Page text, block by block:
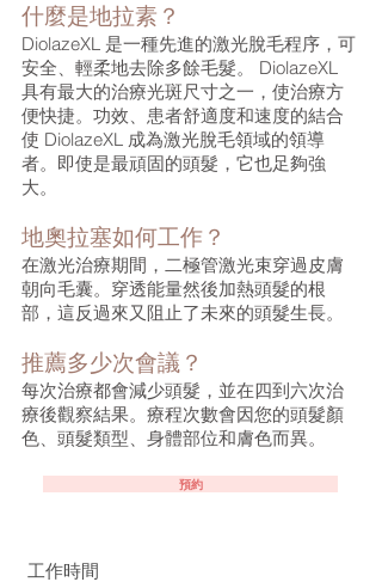
什麼是地拉素？
DiolazeXL 是一種先進的激光脫毛程序，可
安全、輕柔地去除多餘毛髮。 DiolazeXL
具有最大的治療光斑尺寸之一，使治療方
便快捷。功效、患者舒適度和速度的結合
使 DiolazeXL 成為激光脫毛領域的領導
者。即使是最頑固的頭髮，它也足夠強
大。
地奧拉塞如何工作？
在激光治療期間，二極管激光束穿過皮膚
朝向毛囊。穿透能量然後加熱頭髮的根
部，這反過來又阻止了未來的頭髮生長。
推薦多少次會議？
每次治療都會減少頭髮，並在四到六次治
療後觀察結果。療程次數會因您的頭髮顏
色、頭髮類型、身體部位和膚色而異。
預約
工作時間